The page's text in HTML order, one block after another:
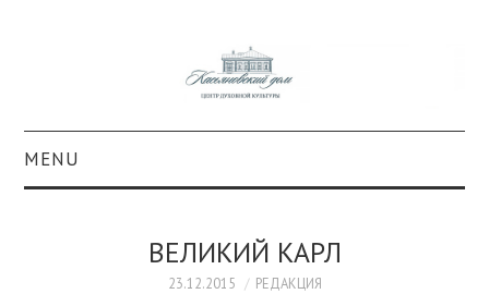
MENU
КОЛЛЕКЦИИВЕЛИКИЙ КАРЛ
23.12.2015 РЕДАКЦИЯ